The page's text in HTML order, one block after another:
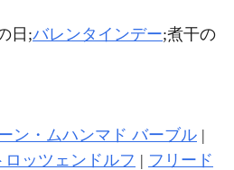
日;バレンタインデー;煮干の
ン・ムハンマド バーブル |
ッツェンドルフ | フリード